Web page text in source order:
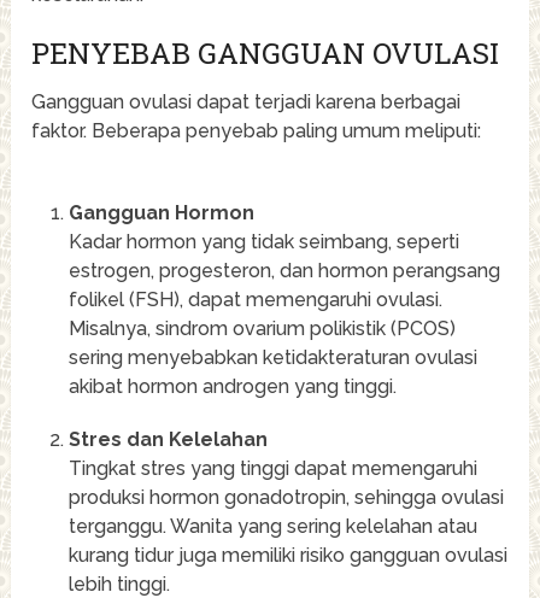
PENYEBAB GANGGUAN OVULASI
Gangguan ovulasi dapat terjadi karena berbagai
faktor. Beberapa penyebab paling umum meliputi:
Gangguan Hormon
Kadar hormon yang tidak seimbang, seperti
estrogen, progesteron, dan hormon perangsang
folikel (FSH), dapat memengaruhi ovulasi.
Misalnya, sindrom ovarium polikistik (PCOS)
sering menyebabkan ketidakteraturan ovulasi
akibat hormon androgen yang tinggi.
Stres dan Kelelahan
Tingkat stres yang tinggi dapat memengaruhi
produksi hormon gonadotropin, sehingga ovulasi
terganggu. Wanita yang sering kelelahan atau
kurang tidur juga memiliki risiko gangguan ovulasi
lebih tinggi.